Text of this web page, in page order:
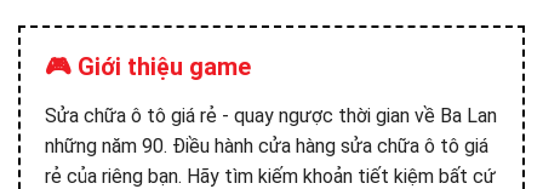
🎮 Giới thiệu game
Sửa chữa ô tô giá rẻ - quay ngược thời gian về Ba Lan
những năm 90. Điều hành cửa hàng sửa chữa ô tô giá
rẻ của riêng bạn. Hãy tìm kiếm khoản tiết kiệm bất cứ